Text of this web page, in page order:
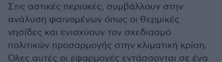
Στις αστικές περιοχές, συμβάλλουν στην
ανάλυση φαινομένων όπως οι θερμικές
νησίδες και ενισχύουν τον σχεδιασμό
πολιτικών προσαρμογής στην κλιματική κρίση.
Όλες αυτές οι εφαρμογές εντάσσονται σε ένα